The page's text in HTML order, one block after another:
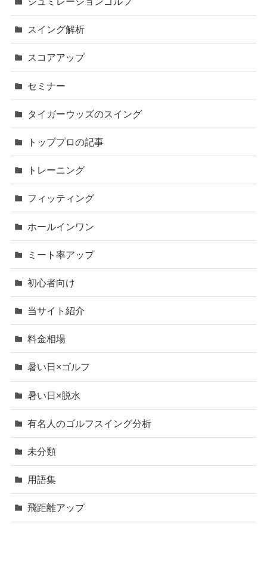
スイング解析
スコアアップ
セミナー
タイガーウッズのスイング
トッププロの記事
トレーニング
フィッティング
ホールインワン
ミート率アップ
初心者向け
当サイト紹介
料金相場
暑い日×ゴルフ
暑い日×脱水
有名人のゴルフスイング分析
未分類
用語集
飛距離アップ